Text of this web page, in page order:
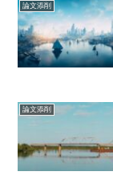
論文添削
論文添削